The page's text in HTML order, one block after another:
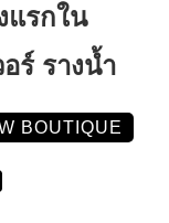
แรกใน
ร์ รางน้ำ
BOUTIQUE